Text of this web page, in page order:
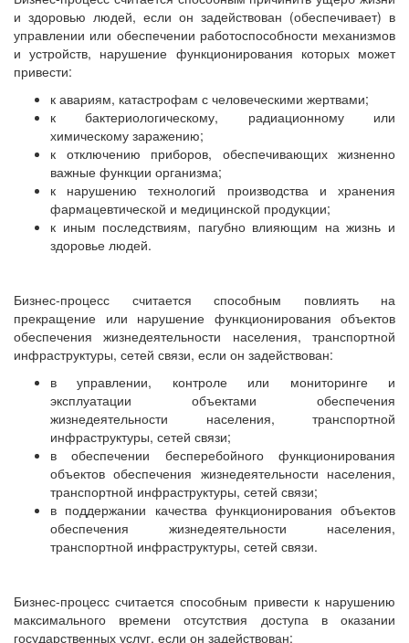
и здоровью людей, если он задействован (обеспечивает) в
управлении или обеспечении работоспособности механизмов
и устройств, нарушение функционирования которых может
привести:
к авариям, катастрофам с человеческими жертвами;
к бактериологическому, радиационному или
химическому заражению;
к отключению приборов, обеспечивающих жизненно
важные функции организма;
к нарушению технологий производства и хранения
фармацевтической и медицинской продукции;
к иным последствиям, пагубно влияющим на жизнь и
здоровье людей.
Бизнес-процесс считается способным повлиять на
прекращение или нарушение функционирования объектов
обеспечения жизнедеятельности населения, транспортной
инфраструктуры, сетей связи, если он задействован:
в управлении, контроле или мониторинге и
эксплуатации объектами обеспечения
жизнедеятельности населения, транспортной
инфраструктуры, сетей связи;
в обеспечении бесперебойного функционирования
объектов обеспечения жизнедеятельности населения,
транспортной инфраструктуры, сетей связи;
в поддержании качества функционирования объектов
обеспечения жизнедеятельности населения,
транспортной инфраструктуры, сетей связи.
Бизнес-процесс считается способным привести к нарушению
максимального времени отсутствия доступа в оказании
государственных услуг, если он задействован: